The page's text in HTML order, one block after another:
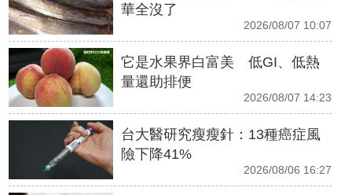
華全沒了
2026/08/07 10:07
它是水果界白富美 低GI、低熱
量還助排便
2026/08/07 14:23
台大醫研究瘦瘦針：13種癌症風
險下降41%
2026/08/06 16:27